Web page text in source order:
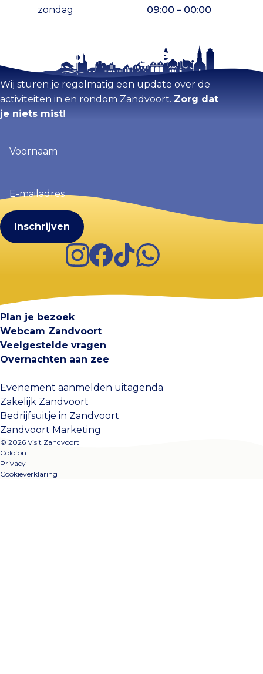
zondag 09:00 – 00:00
Kaart vergroten
Blijf op de hoogte
Wij sturen je regelmatig een update over de
activiteiten in en rondom Zandvoort. Zorg dat
je niets mist!
(Vereist)
mailadres
(Vereist)
InstagramFacebook
TikTokWhatsApp
Plan je bezoek
Webcam Zandvoort
Veelgestelde vragen
Overnachten aan zee
Evenement aanmelden uitagenda
Zakelijk Zandvoort
Bedrijfsuitje in Zandvoort
Zandvoort Marketing
© 2026 Visit Zandvoort
Colofon
Privacy
Cookieverklaring